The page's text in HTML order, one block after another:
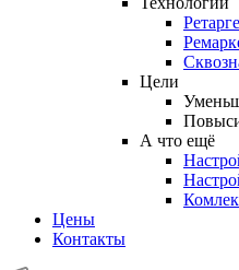
Цели
А что ещё
Цены
Контакты